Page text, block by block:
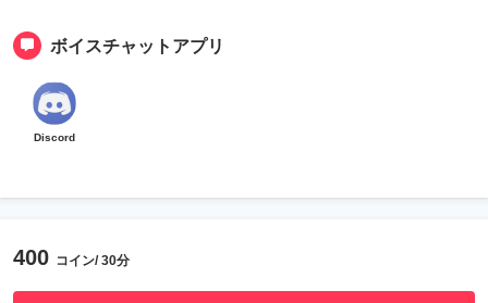
ボイスチャットアプリ
Discord
400 コイン/ 30分